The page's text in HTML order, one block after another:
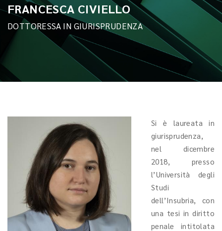
FRANCESCA CIVIELLO
DOTTORESSA IN GIURISPRUDENZA
Si è laureata in
giurisprudenza,
nel dicembre
2018, presso
l’Università degli
Studi
dell’Insubria, con
una tesi in diritto
penale intitolata